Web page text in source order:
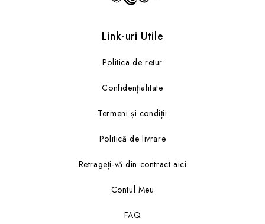
Link-uri Utile
Politica de retur
Confidențialitate
Termeni și condiții
Politică de livrare
Retrageți-vă din contract aici
Contul Meu
FAQ